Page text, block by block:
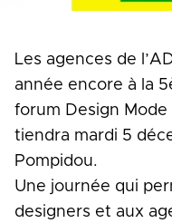
Les agences de
année encore à la
forum Design Mode
tiendra mardi 5
Pompidou.
Une journée qui
designers et aux